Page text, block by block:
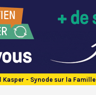
Kasper - Synode sur la Famille